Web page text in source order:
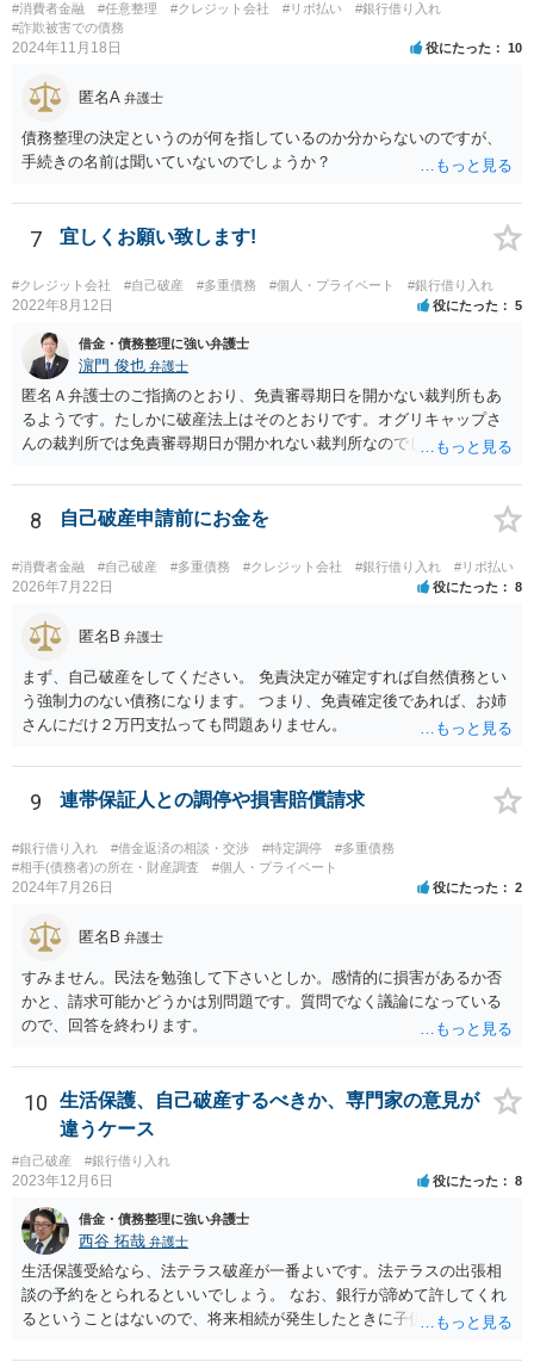
#消費者金融 #任意整理 #クレジット会社 #リボ払い
#銀行借り入れ
#詐欺被害での債務
2024年11月18日 役にたった 10
匿名A 弁護士
債務整理の決定というのが何を指しているのか分からないのですが、
手続きの名前は聞いていないのでしょうか？
7 宜しくお願い致します!
#クレジット会社 #自己破産 #多重債務 #個人・プライベート #銀行借り入れ
2022年8月12日 役にたった 5
借金・債務整理に強い弁護士
濵門 俊也 弁護士
匿名Ａ弁護士のご指摘のとおり、免責審尋期日を開かない裁判所もあ
るようです。たしかに破産法上はそのとおりです。オグリキャップさ
んの裁判所では免責審尋期日が開かれない裁判所なのでしょう。東京
8 自己破産申請前にお金を
#消費者金融 #自己破産 #多重債務 #クレジット会社 #銀行借り入れ #リボ払い
2026年7月22日 役にたった 8
匿名B 弁護士
まず、自己破産をしてください。 免責決定が確定すれば自然債務とい
う強制力のない債務になります。 つまり、免責確定後であれば、お姉
さんにだけ２万円支払っても問題ありません。
9 連帯保証人との調停や損害賠償請求
#銀行借り入れ #借金返済の相談・交渉 #特定調停
#多重債務
#相手(債務者)の所在・財産調査
#個人・プライベート
2024年7月26日 役にたった 2
匿名B 弁護士
すみません。民法を勉強して下さいとしか。感情的に損害があるか否
かと、請求可能かどうかは別問題です。質問でなく議論になっている
ので、回答を終わります。
10
生活保護、自己破産するべきか、専門家の意見が
違うケース
#自己破産 #銀行借り入れ
2023年12月6日 役にたった 8
借金・債務整理に強い弁護士
西谷 拓哉 弁護士
生活保護受給なら、法テラス破産が一番よいです。法テラスの出張相
談の予約をとられるといいでしょう。 なお、銀行が諦めて許してくれ
るということはないので、将来相続が発生したときに子供が負債を相